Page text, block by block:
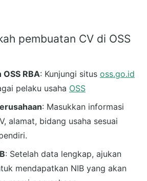
pembuatan CV di OSS
RBA: Kunjungi situs oss.go.id
pelaku usaha OSS
: Masukkan informasi
alamat, bidang usaha sesuai
: Setelah data lengkap, ajukan
mendapatkan NIB yang akan